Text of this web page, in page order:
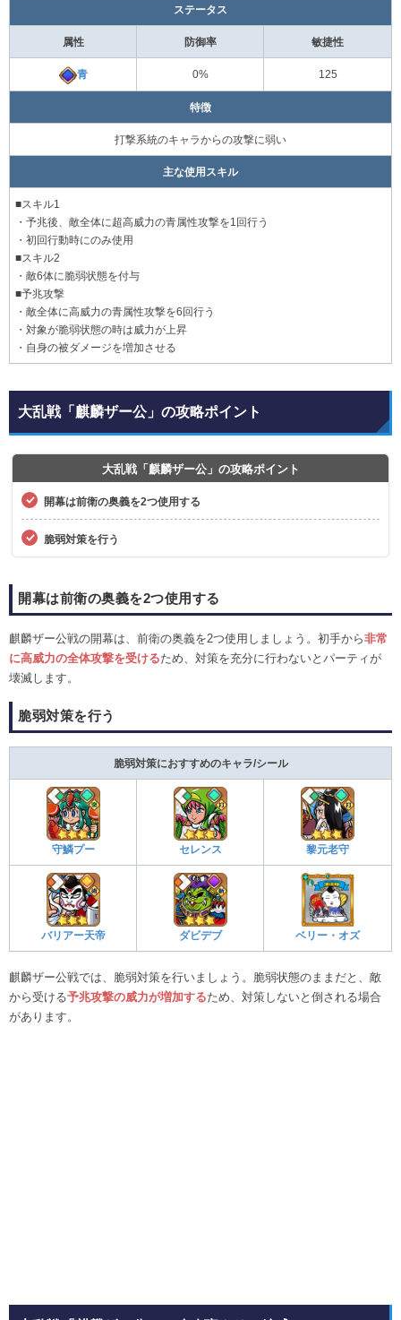
ステータス
属性 防御率 敏捷性
青 0% 125
特徴
打撃系統のキャラからの攻撃に弱い
主な使用スキル
■スキル1
・予兆後、敵全体に超高威力の青属性攻撃を1回行う
・初回行動時にのみ使用
■スキル2
・敵6体に脆弱状態を付与
■予兆攻撃
・敵全体に高威力の青属性攻撃を6回行う
・対象が脆弱状態の時は威力が上昇
・自身の被ダメージを増加させる
大乱戦「麒麟ザー公」の攻略ポイント
大乱戦「麒麟ザー公」の攻略ポイント
開幕は前衛の奥義を2つ使用する
脆弱対策を行う
開幕は前衛の奥義を2つ使用する
麒麟ザー公戦の開幕は、前衛の奥義を2つ使用しましょう。初手から非常
に高威力の全体攻撃を受けるため、対策を充分に行わないとパーティが
壊滅します。
脆弱対策を行う
脆弱対策におすすめのキャラ/シール
守鱗プー セレンス 黎元老守
バリアー天帝 ダビデブ ベリー・オズ
麒麟ザー公戦では、脆弱対策を行いましょう。脆弱状態のままだと、敵
から受ける予兆攻撃の威力が増加するため、対策しないと倒される場合
があります。